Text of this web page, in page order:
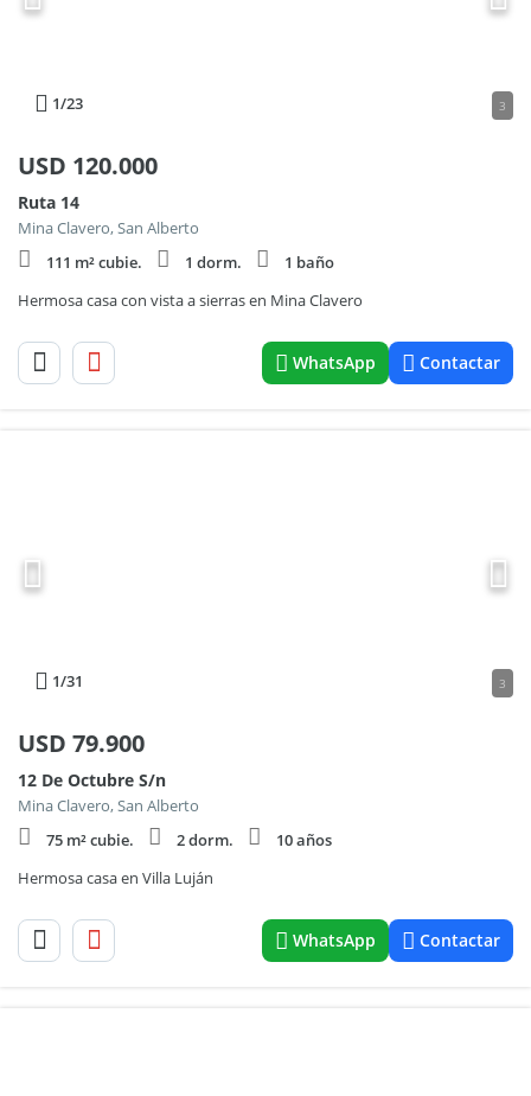
1/23 3
USD 120.000
Ruta 14
Mina Clavero, San Alberto
111 m² cubie.
1 dorm.
1 baño
Hermosa casa con vista a sierras en Mina Clavero
WhatsApp Contactar
1/31 3
USD 79.900
12 De Octubre S/n
Mina Clavero, San Alberto
75 m² cubie.
2 dorm.
10 años
Hermosa casa en Villa Luján
WhatsApp Contactar